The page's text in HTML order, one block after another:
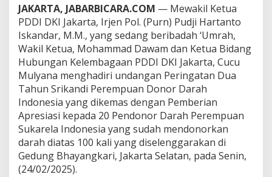
i
M
i
l
a
d
K
e
d
u
a
S
r
i
k
JAKARTA, JABARBICARA.COM — Mewakil Ketua
PDDI DKI Jakarta, Irjen Pol. (Purn) Pudji Hartanto
Iskandar, M.M., yang sedang beribadah ‘Umrah,
Wakil Ketua, Mohammad Dawam dan Ketua Bidang
Hubungan Kelembagaan PDDI DKI Jakarta, Cucu
Mulyana menghadiri undangan Peringatan Dua
Tahun Srikandi Perempuan Donor Darah
Indonesia yang dikemas dengan Pemberian
Apresiasi kepada 20 Pendonor Darah Perempuan
Sukarela Indonesia yang sudah mendonorkan
darah diatas 100 kali yang diselenggarakan di
Gedung Bhayangkari, Jakarta Selatan, pada Senin,
(24/02/2025).